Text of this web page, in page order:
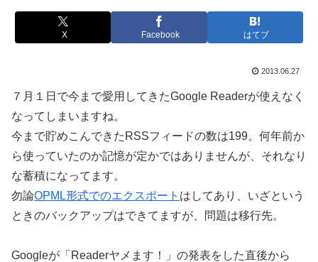
X Facebook はてブ
2013.06.27
７月１日で今まで愛用してきたGoogle Readerが使えなく
なってしまいますね。
今まで貯めこんできたRSSフィードの数は199。何年前か
ら使っていたのか記憶が定かではありませんが、それなり
な蓄積になってます。
勿論OPML形式でのエクスポート はしてあり、いざという
ときのバックアップはできてますが、問題は移行先。
Googleが「Readerヤメます！」の発表をした直後から